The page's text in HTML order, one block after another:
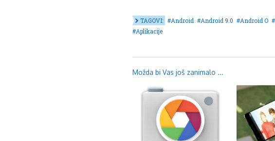
TAGOVI: Android Android 9.0 Android O
Aplikacije
Možda bi Vas još zanimalo ...